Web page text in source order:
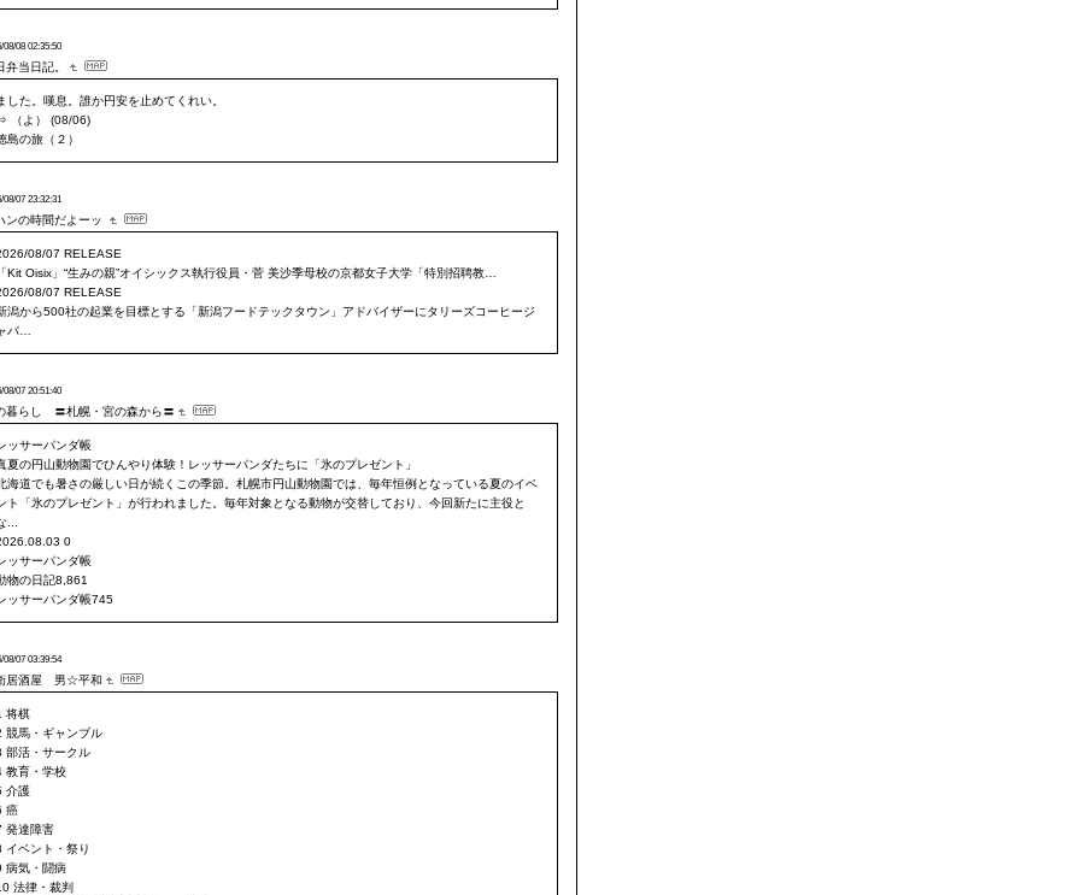
08/08 02:35:50
弁当日記。
した。嘆息。誰か円安を止めてくれい。
（よ） (08/06)
島の旅（２）
08/07 23:32:31
ンの時間だよーッ
08/07 RELEASE
「Kit Oisix」“生みの親”オイシックス執行役員・菅 美沙季母校の京都女子大学「特別招聘教…
08/07 RELEASE
潟から500社の起業を目標とする「新潟フードテックタウン」アドバイザーにタリーズコーヒージ
パ…
08/07 20:51:40
暮らし 〓札幌・宮の森から〓
ッサーパンダ帳
夏の円山動物園でひんやり体験！レッサーパンダたちに「氷のプレゼント」
海道でも暑さの厳しい日が続くこの季節。札幌市円山動物園では、毎年恒例となっている夏のイベ
ト「氷のプレゼント」が行われました。毎年対象となる動物が交替しており、今回新たに主役と
...
0
ッサーパンダ帳
物の日記8,861
ッサーパンダ帳745
08/07 03:39:54
居酒屋 男☆平和
将棋
競馬・ギャンブル
部活・サークル
教育・学校
介護
癌
発達障害
イベント・祭り
病気・闘病
法律・裁判